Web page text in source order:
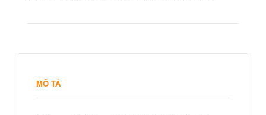
MÔ TẢ